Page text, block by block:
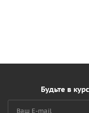
Будьте в